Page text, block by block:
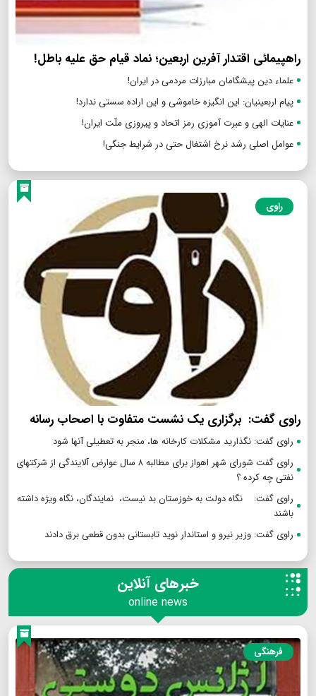
راهپیمائی اقتدار آفرین اربعین؛ نماد قیام حق علیه باطل!
علماء دین پیشگامان مبارزات مردمی در ایران!
پیام اربعینیان: این انگیزه خاموشی و این اراده سستی ندارد!
عنایات الهی و عبرت آموزی رمز اتحاد و پیروزی ملّت ایران!
عوامل اصلی رشد نرخ اشتغال حتی در شرایط جنگی!
راوی
راوی گفت: برگزاری یک نشست متفاوت با اصحاب رسانه
راوی گفت: نگذارید مشکلات کارخانه ها، منجر به تعطیلی آنها شود
راوی گفت شورای شهر اهواز برای مطالبه ۸ سال عوارض آلایندگی از شرکتهای
نفتی چه کرده ؟
راوی گفت: نگاه دولت به خوزستان بد نیست، نمایندگان، نگاه ویژه داشته
باشند
راوی گفت: وزیر نیرو و استاندار نوید تابستانی بدون قطعی برق دادند
خبرهای آنلاین
online news
فرهنگی